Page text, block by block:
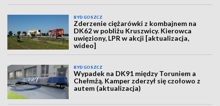
BYDGOSZCZ
Zderzenie ciężarówki z kombajnem na
DK62 w pobliżu Kruszwicy. Kierowca
uwięziony, LPR w akcji [aktualizacja,
wideo]
BYDGOSZCZ
Wypadek na DK91 między Toruniem a
Chełmżą. Kamper zderzył się czołowo z
autem (aktualizacja)